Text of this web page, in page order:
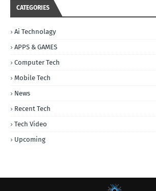
CATEGORIES
Ai Technolagy
APPS & GAMES
Computer Tech
Mobile Tech
News
Recent Tech
Tech Video
Upcoming